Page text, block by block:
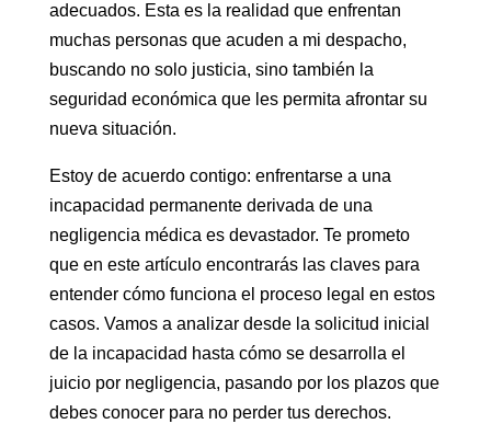
adecuados. Esta es la realidad que enfrentan
muchas personas que acuden a mi despacho,
buscando no solo justicia, sino también la
seguridad económica que les permita afrontar su
nueva situación.
Estoy de acuerdo contigo: enfrentarse a una
incapacidad permanente derivada de una
negligencia médica es devastador. Te prometo
que en este artículo encontrarás las claves para
entender cómo funciona el proceso legal en estos
casos. Vamos a analizar desde la solicitud inicial
de la incapacidad hasta cómo se desarrolla el
juicio por negligencia, pasando por los plazos que
debes conocer para no perder tus derechos.